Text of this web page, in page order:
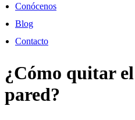
Conócenos
Blog
Contacto
¿Cómo quitar
pared?